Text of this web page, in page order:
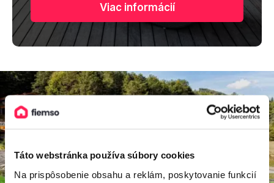
Táto webstránka používa súbory cookies
Na prispôsobenie obsahu a reklám, poskytovanie funkcií
Viac informácií